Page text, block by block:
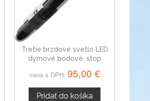
Tretie brzdové svetlo LED
dymové bodové, stop
cena s DPH: 95,00 €
Pridať do košíka